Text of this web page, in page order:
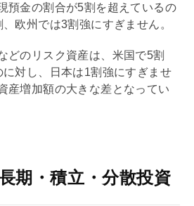
預金の割合が5割を超えているの
欧州では3割強にすぎません。
どのリスク資産は、米国で5割
対し、日本は1割強にすぎませ
産増加額の大きな差となってい
期・積立・分散投資